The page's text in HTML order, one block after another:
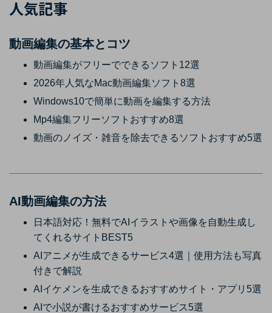
人気記事
動画編集の基本とコツ
動画編集がフリーでできるソフト12選
2026年人気なMac動画編集ソフト8選
Windows10で簡単に動画を編集する方法
Mp4編集フリーソフトおすすめ8選
動画のノイズ・雑音を除去できるソフトおすすめ5選
AI動画編集の方法
日本語対応！無料でAIイラストや画像を自動生成し
てくれるサイトBEST5
AIアニメが生成できるサービス4選｜使用方法も写真
付きで解説
AIイケメンを生成できるおすすめサイト・アプリ5選
AIで小説が書けるおすすめサービス5選